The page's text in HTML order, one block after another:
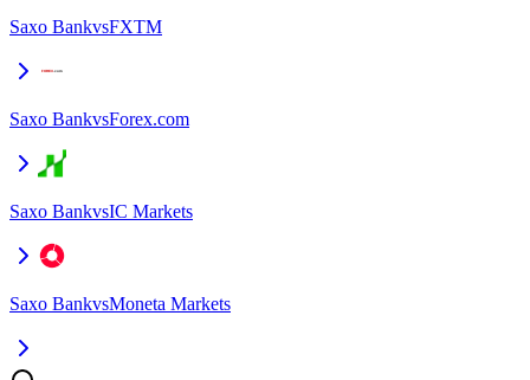
Saxo BankvsFXTM
Saxo BankvsForex.com
Saxo BankvsIC Markets
Saxo BankvsMoneta Markets